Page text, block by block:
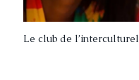
Le club de l’interculturel